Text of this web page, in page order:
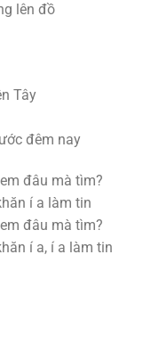
lên đồ
Tây
đêm nay
đâu mà tìm?
í a làm tin
đâu mà tìm?
í a, í a làm tin